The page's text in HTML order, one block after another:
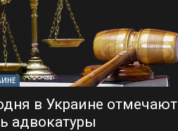
в Украине отмечают
адвокатуры